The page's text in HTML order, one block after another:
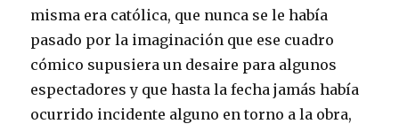
misma era católica, que nunca se le había
pasado por la imaginación que ese cuadro
cómico supusiera un desaire para algunos
espectadores y que hasta la fecha jamás había
ocurrido incidente alguno en torno a la obra,